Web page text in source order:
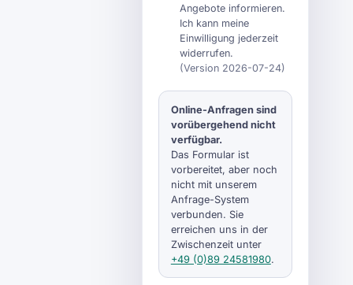
Angebote informieren.
Ich kann meine
Einwilligung jederzeit
widerrufen.
(Version 2026-07-24)
Online-Anfragen sind
vorübergehend nicht
verfügbar.
Das Formular ist
vorbereitet, aber noch
nicht mit unserem
Anfrage-System
verbunden. Sie
erreichen uns in der
Zwischenzeit unter
+49 (0)89 24581980.